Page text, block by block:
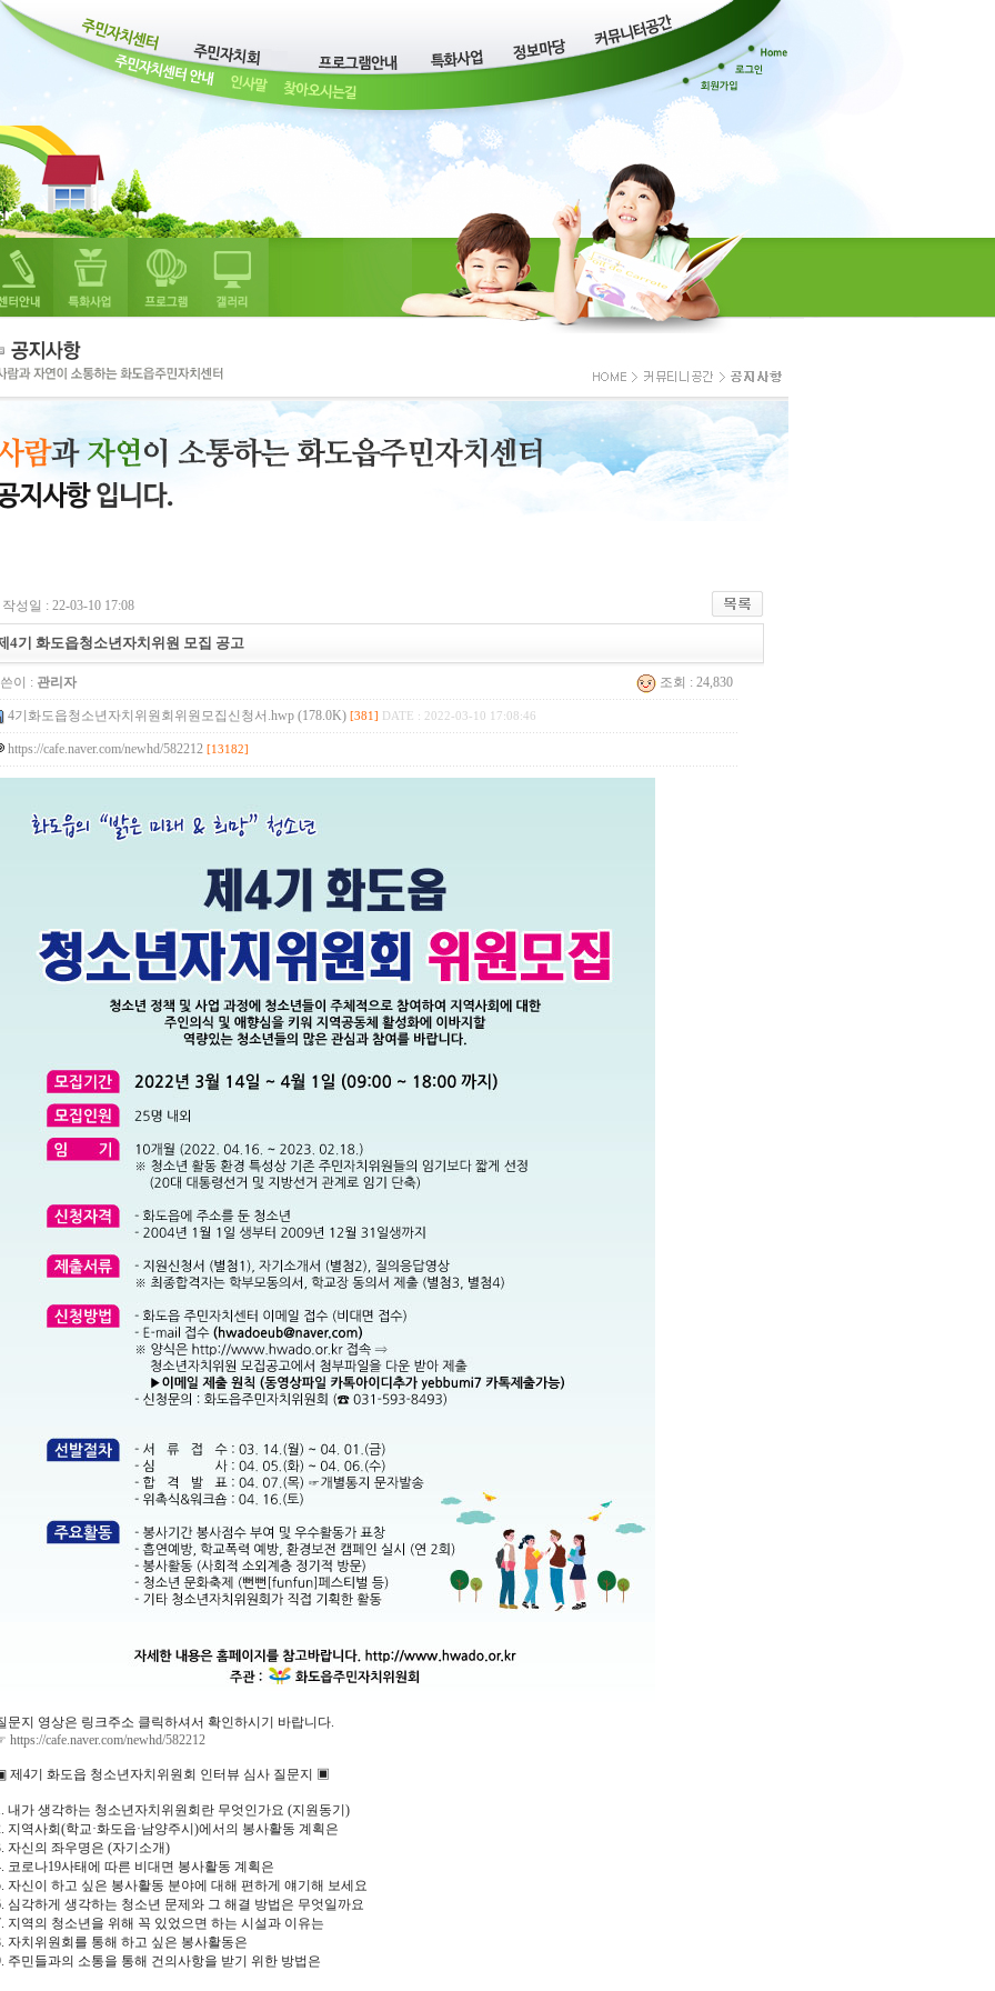
작성일 : 22-03-10 17:08
4기 화도읍청소년자치위원 모집 공고
이 : 관리자 조회 : 24,830
4기화도읍청소년자치위원회위원모집신청서.hwp (178.0K) [381] DATE : 2022-03-10 17:08:46
https://cafe.naver.com/newhd/582212 [13182]
문지 영상은 링크주소 클릭하셔서 확인하시기 바랍니다.
https://cafe.naver.com/newhd/582212
제4기 화도읍 청소년자치위원회 인터뷰 심사 질문지 ▣
내가 생각하는 청소년자치위원회란 무엇인가요 (지원동기)
지역사회(학교·화도읍·남양주시)에서의 봉사활동 계획은
자신의 좌우명은 (자기소개)
코로나19사태에 따른 비대면 봉사활동 계획은
자신이 하고 싶은 봉사활동 분야에 대해 편하게 얘기해 보세요
심각하게 생각하는 청소년 문제와 그 해결 방법은 무엇일까요
지역의 청소년을 위해 꼭 있었으면 하는 시설과 이유는
자치위원회를 통해 하고 싶은 봉사활동은
주민들과의 소통을 통해 건의사항을 받기 위한 방법은